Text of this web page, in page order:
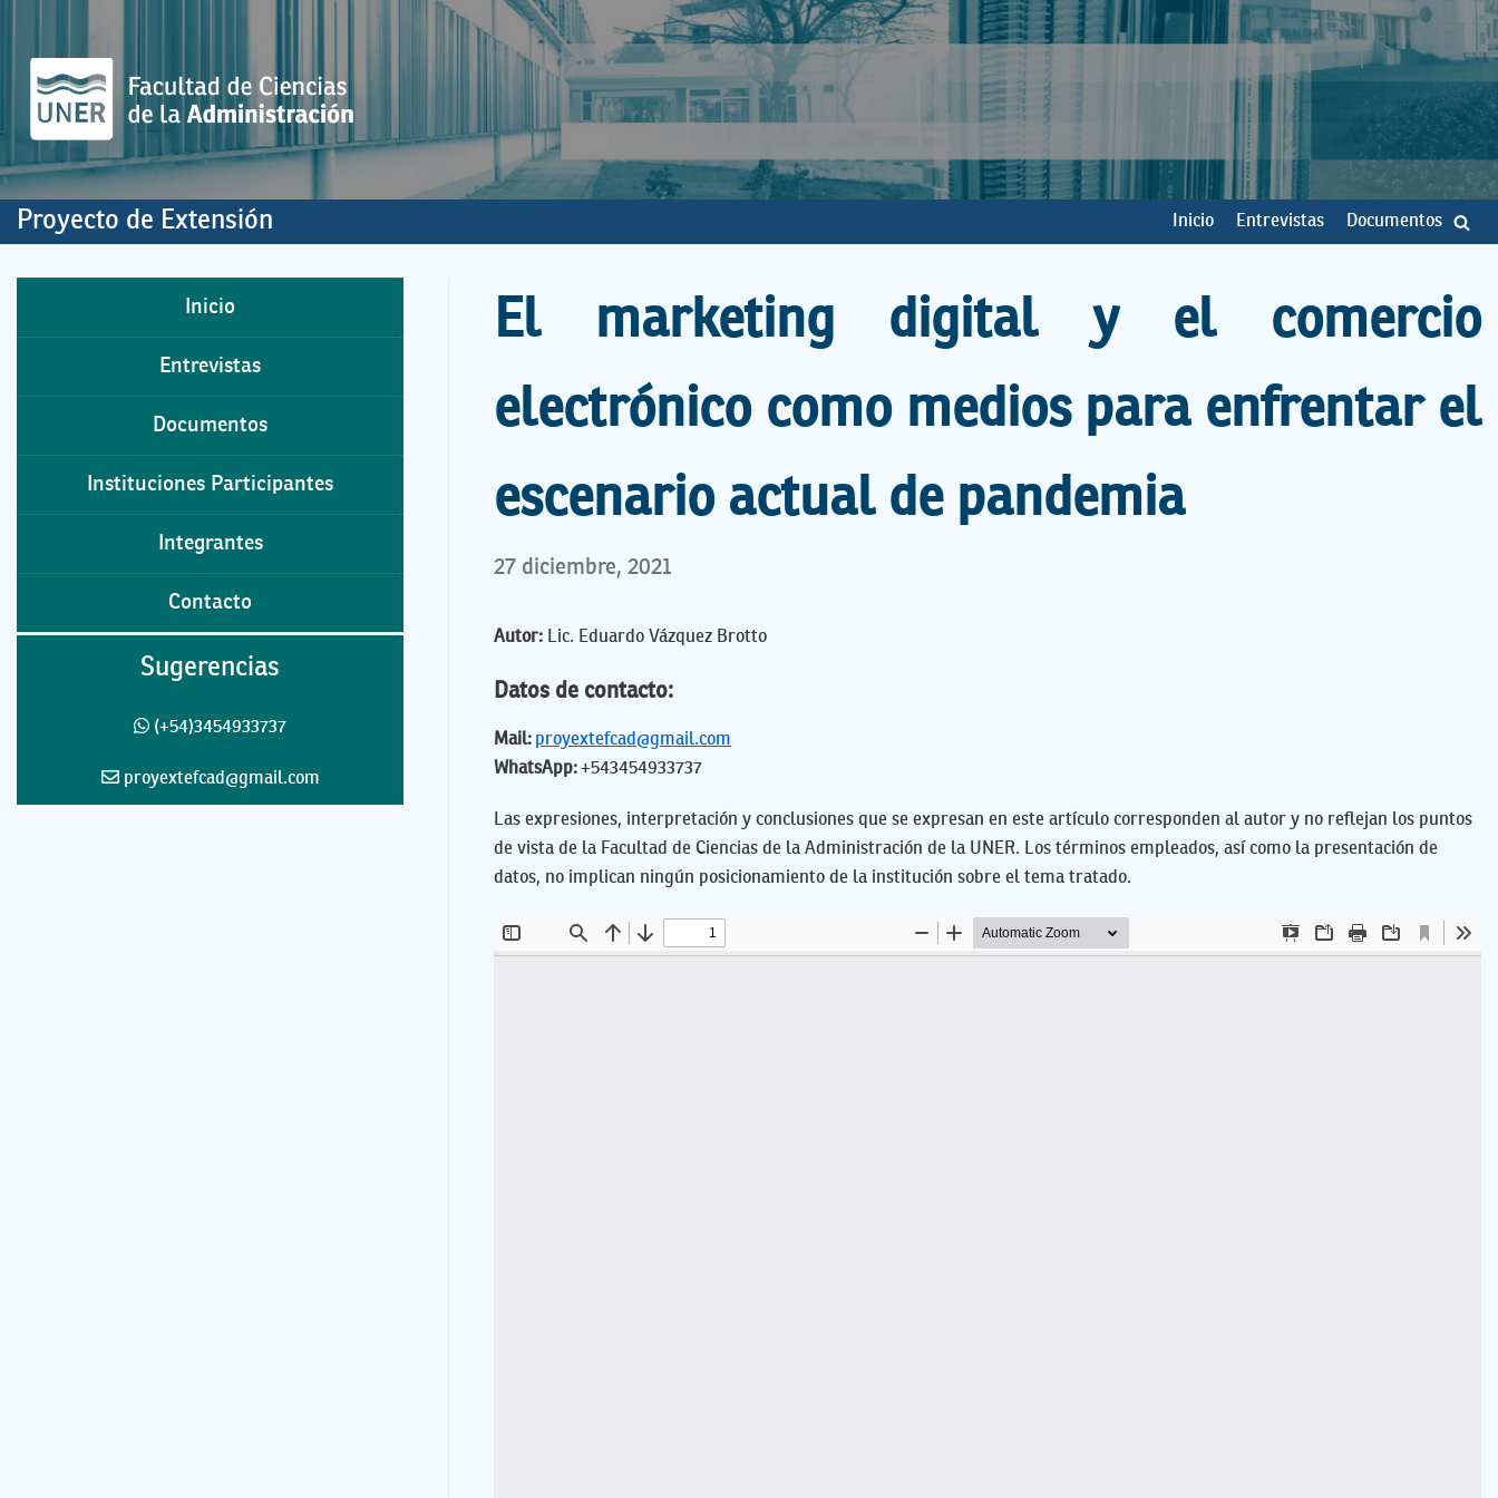
al
contenido
Proyecto de Extensión Inicio Entrevistas Documentos
Inicio
Entrevistas
Documentos
Instituciones Participantes
Integrantes
Contacto
Sugerencias
(+54)3454933737
proyextefcad@gmail.com
El marketing digital y el comercio
electrónico como medios para enfrentar el
escenario actual de pandemia
27 diciembre, 2021
Autor: Lic. Eduardo Vázquez Brotto
Datos de contacto:
Mail: proyextefcad@gmail.com
WhatsApp:+543454933737
Las expresiones, interpretación y conclusiones que se expresan en este artículo corresponden al autor y no reflejan los puntos
de vista de la Facultad de Ciencias de la Administración de la UNER. Los términos empleados, así como la presentación de
datos, no implican ningún posicionamiento de la institución sobre el tema tratado.